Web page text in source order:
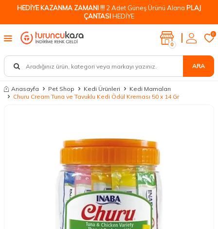
HEDİYE KAZANMA ZAMANI !!! 2 Adet Güneş Ürünü Alana PLAJ
ÇANTASIHEDİYE
ARA
0
0
Anasayfa Pet Shop Kedi Ürünleri
Kedi Mamaları
Churu Cream Tuna ve Tavuklu Kedi Ödül Kreması 50 x 14 Gr